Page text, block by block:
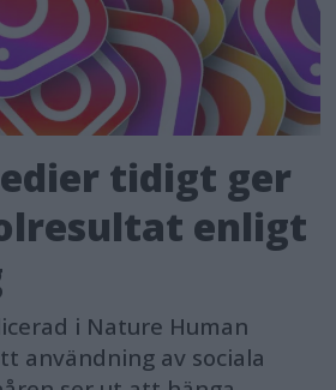
tidigt ger
enligt
i Nature Human
användning av sociala